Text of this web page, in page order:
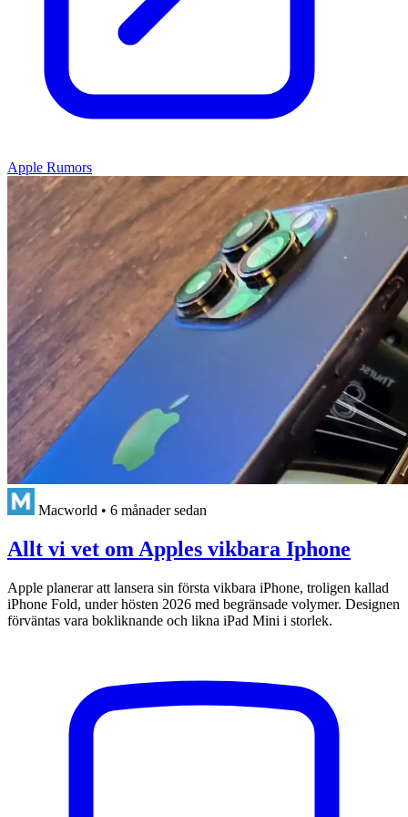
Apple Rumors
Macworld • 6 månader sedan
Allt vi vet om Apples vikbara Iphone
Apple planerar att lansera sin första vikbara iPhone, troligen kallad
iPhone Fold, under hösten 2026 med begränsade volymer. Designen
förväntas vara bokliknande och likna iPad Mini i storlek.